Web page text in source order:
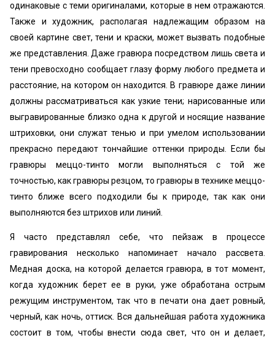
одинаковые с теми оригиналами, которые в нем отражаются.
Также и художник, располагая надлежащим образом на
своей картине свет, тени и краски, может вызвать подобные
же представления. Даже гравюра посредством лишь света и
тени превосходно сообщает глазу форму любого предмета и
расстояние, на котором он находится. В гравюре даже линии
должны рассматриваться как узкие тени; нарисованные или
выгравированные близко одна к другой и носящие название
штриховки, они служат тенью и при умелом использовании
прекрасно передают тончайшие оттенки природы. Если бы
гравюры меццо-тинто могли выполняться с той же
точностью, как гравюры резцом, то гравюры в технике меццо-
тинто ближе всего подходили бы к природе, так как они
выполняются без штрихов или линий.
Я часто представлял себе, что пейзаж в процессе
гравирования несколько напоминает начало рассвета.
Медная доска, на которой делается гравюра, в тот момент,
когда художник берет ее в руки, уже обработана острым
режущим инструментом, так что в печати она дает ровный,
черный, как ночь, оттиск. Вся дальнейшая работа художника
состоит в том, чтобы внести сюда свет, что он и делает,